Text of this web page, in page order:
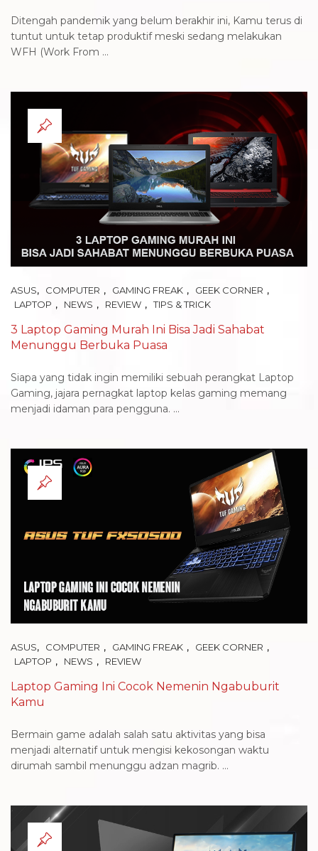
Ditengah pandemik yang belum berakhir ini, Kamu terus di
tuntut untuk tetap produktif meski sedang melakukan
WFH (Work From ...
ASUS, COMPUTER , GAMING FREAK , GEEK CORNER ,
LAPTOP , NEWS , REVIEW , TIPS & TRICK
3 Laptop Gaming Murah Ini Bisa Jadi Sahabat
Menunggu Berbuka Puasa
Siapa yang tidak ingin memiliki sebuah perangkat Laptop
Gaming, jajara pernagkat laptop kelas gaming memang
menjadi idaman para pengguna. ...
ASUS, COMPUTER , GAMING FREAK , GEEK CORNER ,
LAPTOP , NEWS , REVIEW
Laptop Gaming Ini Cocok Nemenin Ngabuburit
Kamu
Bermain game adalah salah satu aktivitas yang bisa
menjadi alternatif untuk mengisi kekosongan waktu
dirumah sambil menunggu adzan magrib. ...